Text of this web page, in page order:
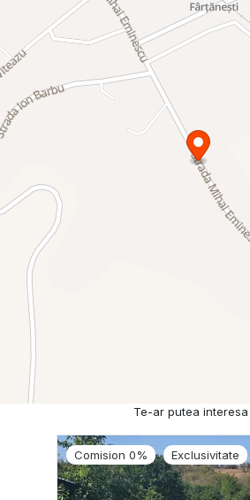
Te-ar putea interesa
Comision 0% Exclusivitate